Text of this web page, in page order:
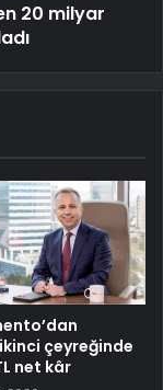
20 milyar
ikinci çeyreğinde
net kâr